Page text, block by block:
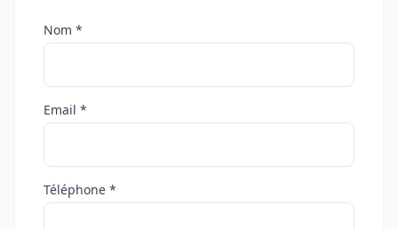
Nom *
Email *
Téléphone *